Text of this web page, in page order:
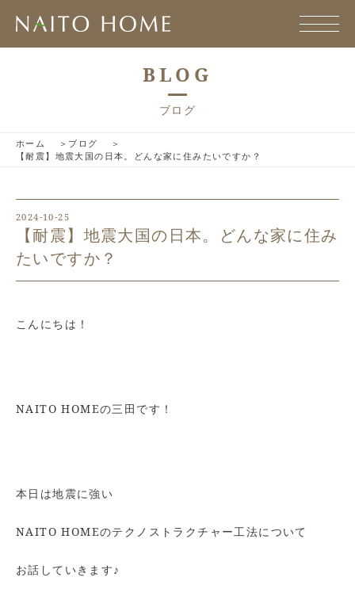
BLOG
ブログ
ホーム
ブログ
【耐震】地震大国の日本。どんな家に住みたいですか？
2024-10-25
【耐震】地震大国の日本。どんな家に住み
たいですか？
こんにちは！
NAITO HOMEの三田です！
本日は地震に強い
NAITO HOMEのテクノストラクチャー工法について
お話していきます♪